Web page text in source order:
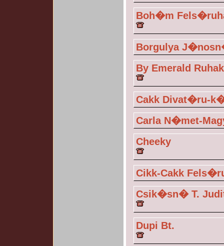
Boh�m
Borgulya
By Emerald
Cakk Divat�ru-
Carla N�met-
Cheeky
Cikk-Cakk
Csik�sn� T.
Dupi Bt.